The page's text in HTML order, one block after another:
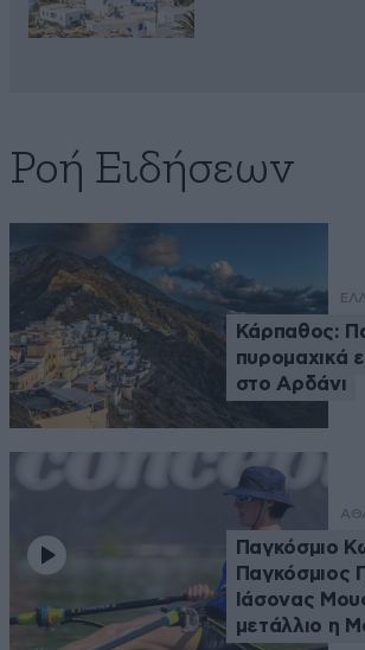
Ροή Ειδήσεων
Κάρπαθος:
πυρομαχικά
στο Αρδάνι
Παγκόσμιο
Παγκόσμιος
Ιάσονας
μετάλλιο η